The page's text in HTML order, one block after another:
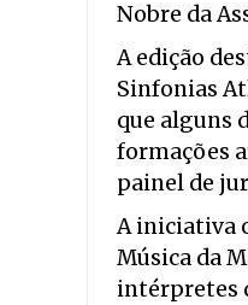
Nobre da
A edição
Sinfonias
que alguns
formações
painel de
A iniciativa
Música da
intérpretes